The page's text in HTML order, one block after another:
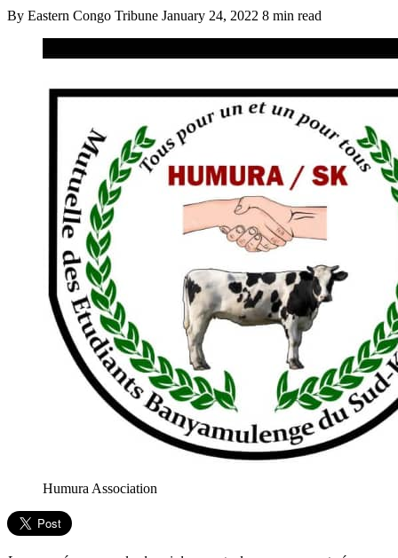
By Eastern Congo Tribune January 24, 2022 8 min read
Humura Association